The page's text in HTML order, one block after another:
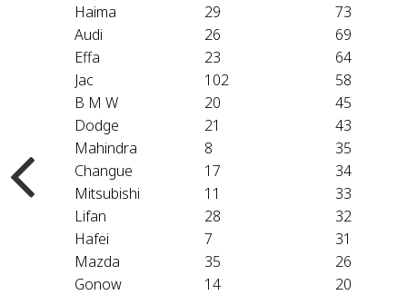
Haima
29
73
Audi
26
69
Effa
23
64
Jac
102
58
B M W
20
45
Dodge
21
43
Mahindra
8
35
Changue
17
34
Mitsubishi
11
33
Lifan
28
32
Hafei
7
31
Mazda
35
26
Gonow
14
20